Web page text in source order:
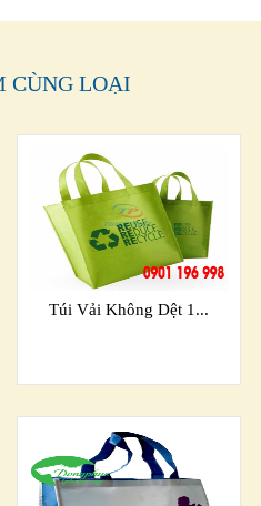
CÙNG LOẠI
Túi Vải Không Dệt 1...